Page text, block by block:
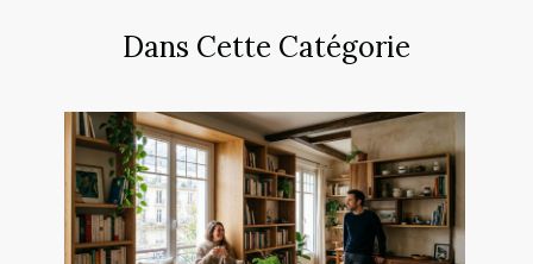
Dans Cette Catégorie